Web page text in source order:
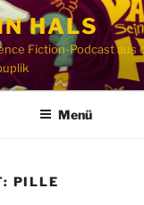
HALS
Fiction-Podcast aus
Menü
PILLE